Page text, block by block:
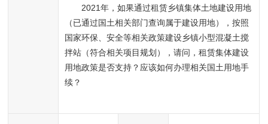
2021年，如果通过租赁乡镇集体土地建设用地
（已通过国土相关部门查询属于建设用地），按照
国家环保、安全等相关政策建设乡镇小型混凝土搅
拌站（符合相关项目规划），请问，租赁集体建设
用地政策是否支持？应该如何办理相关国土用地手
续？